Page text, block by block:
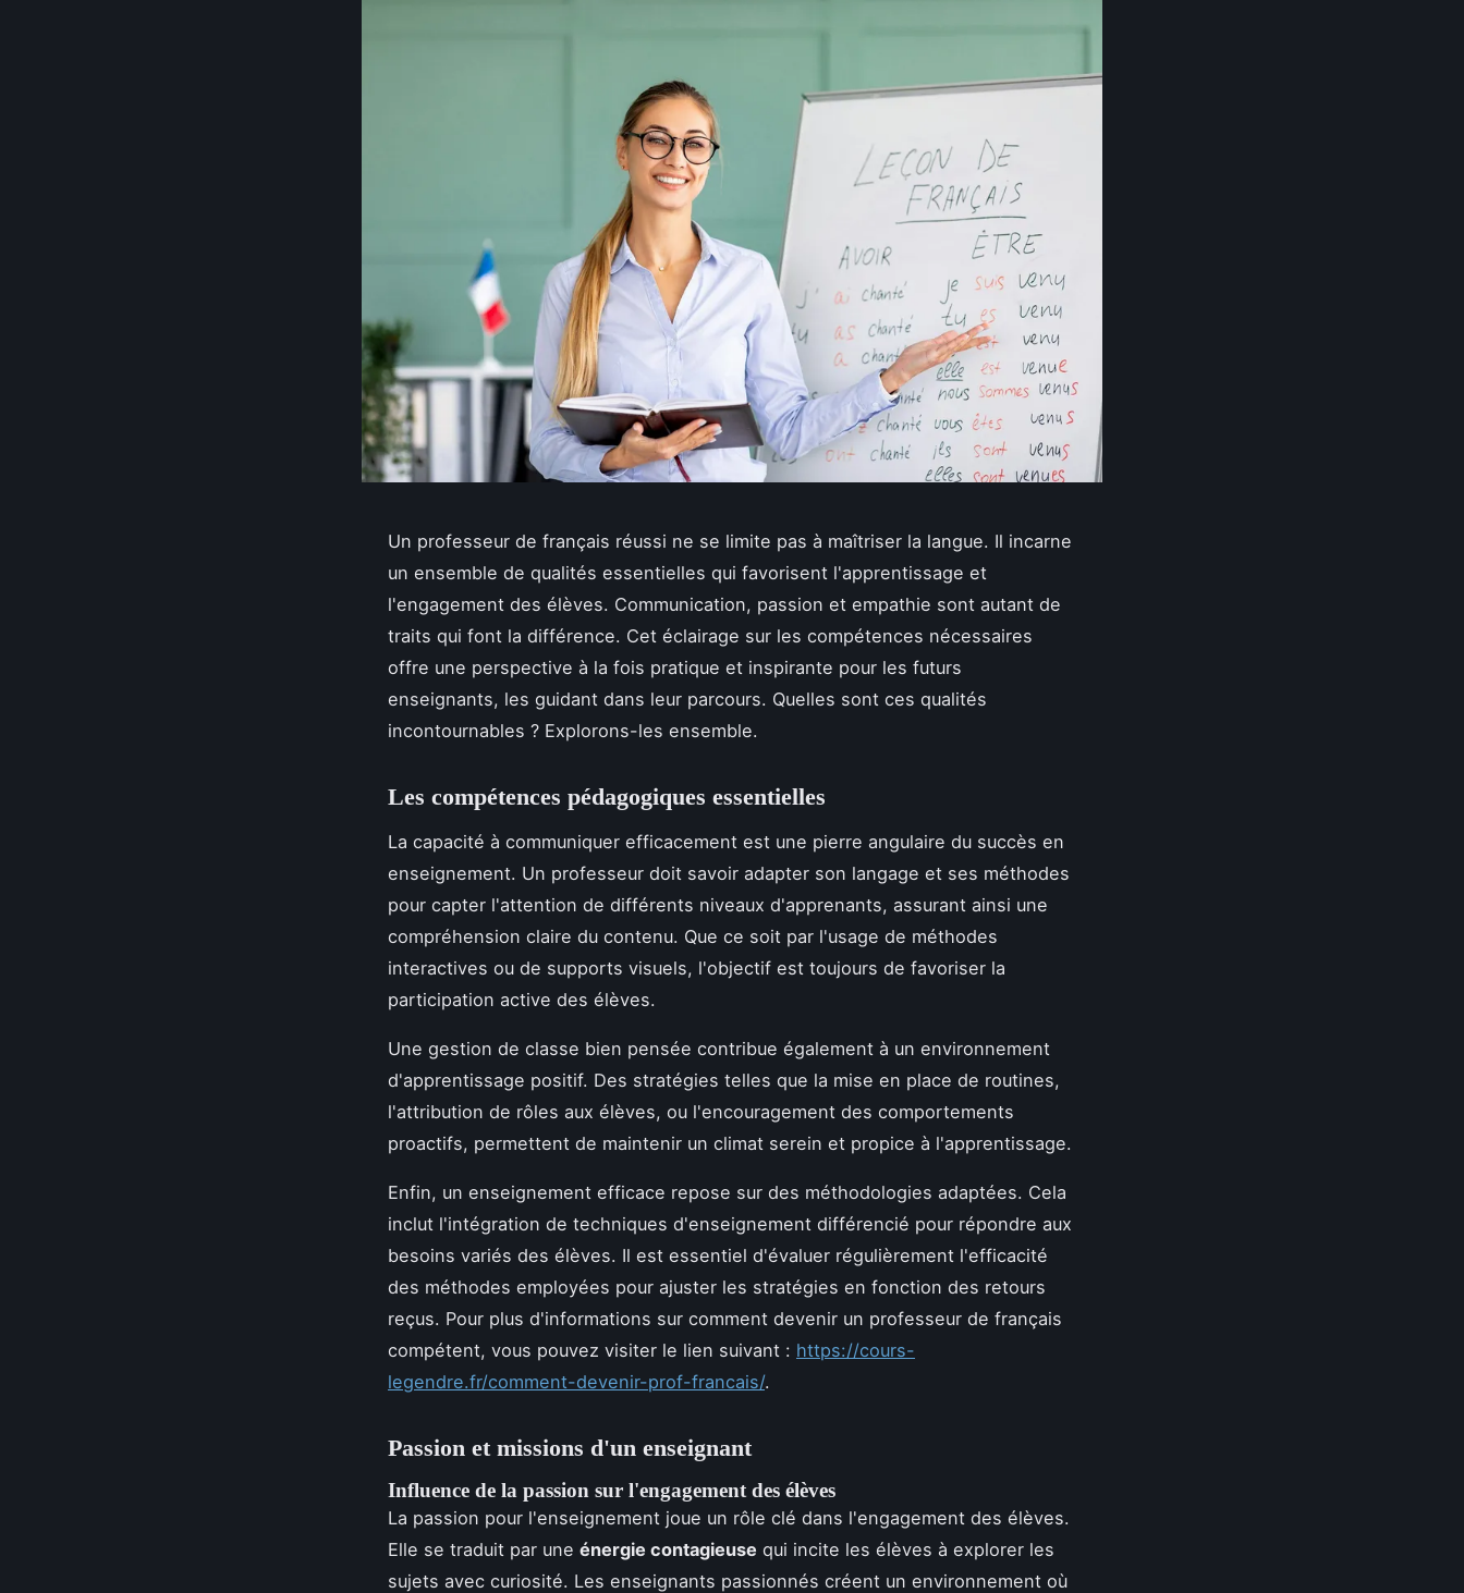
Un professeur de français réussi ne se limite pas à maîtriser la langue. Il incarne
un ensemble de qualités essentielles qui favorisent l'apprentissage et
l'engagement des élèves. Communication, passion et empathie sont autant de
traits qui font la différence. Cet éclairage sur les compétences nécessaires
offre une perspective à la fois pratique et inspirante pour les futurs
enseignants, les guidant dans leur parcours. Quelles sont ces qualités
incontournables ? Explorons-les ensemble.
Les compétences pédagogiques essentielles
La capacité à communiquer efficacement est une pierre angulaire du succès en
enseignement. Un professeur doit savoir adapter son langage et ses méthodes
pour capter l'attention de différents niveaux d'apprenants, assurant ainsi une
compréhension claire du contenu. Que ce soit par l'usage de méthodes
interactives ou de supports visuels, l'objectif est toujours de favoriser la
participation active des élèves.
Une gestion de classe bien pensée contribue également à un environnement
d'apprentissage positif. Des stratégies telles que la mise en place de routines,
l'attribution de rôles aux élèves, ou l'encouragement des comportements
proactifs, permettent de maintenir un climat serein et propice à l'apprentissage.
Enfin, un enseignement efficace repose sur des méthodologies adaptées. Cela
inclut l'intégration de techniques d'enseignement différencié pour répondre aux
besoins variés des élèves. Il est essentiel d'évaluer régulièrement l'efficacité
des méthodes employées pour ajuster les stratégies en fonction des retours
reçus. Pour plus d'informations sur comment devenir un professeur de français
compétent, vous pouvez visiter le lien suivant : https://cours-
legendre.fr/comment-devenir-prof-francais/.
Passion et missions d'un enseignant
Influence de la passion sur l'engagement des élèves
La passion pour l'enseignement joue un rôle clé dans l'engagement des élèves.
Elle se traduit par une énergie contagieuse qui incite les élèves à explorer les
sujets avec curiosité. Les enseignants passionnés créent un environnement où